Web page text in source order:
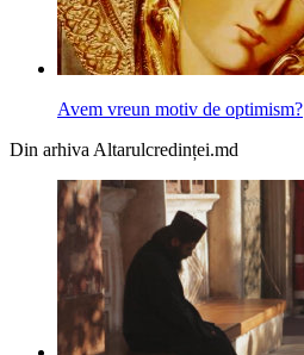
Avem vreun motiv de optimism?
Din arhiva Altarulcredinței.md